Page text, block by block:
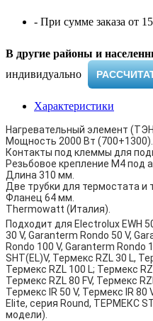
- При сумме заказа от
В другие районы и
индивидуально ​
Характеристики
Нагревательный элемент
Мощность 2000 Вт (700+1300).
Контакты под клеммы для
Резьбовое крепление M4 под
Длина 310 мм.
Две трубки для термостата и
Фланец 64 мм.
Thermowatt (Италия).
Подходит для Electrolux EWH
30 V, Garanterm Rondo 50 V,
Rondo 100 V, Garanterm
SHT(EL)V, Термекс RZL 30 L,
Термекс RZL 100 L; Термекс
Термекс RZL 80 FV, Термекс
Термекс IR 50 V, Термекс IR 80
Elite, серия Round, ТЕРМЕКС
модели).